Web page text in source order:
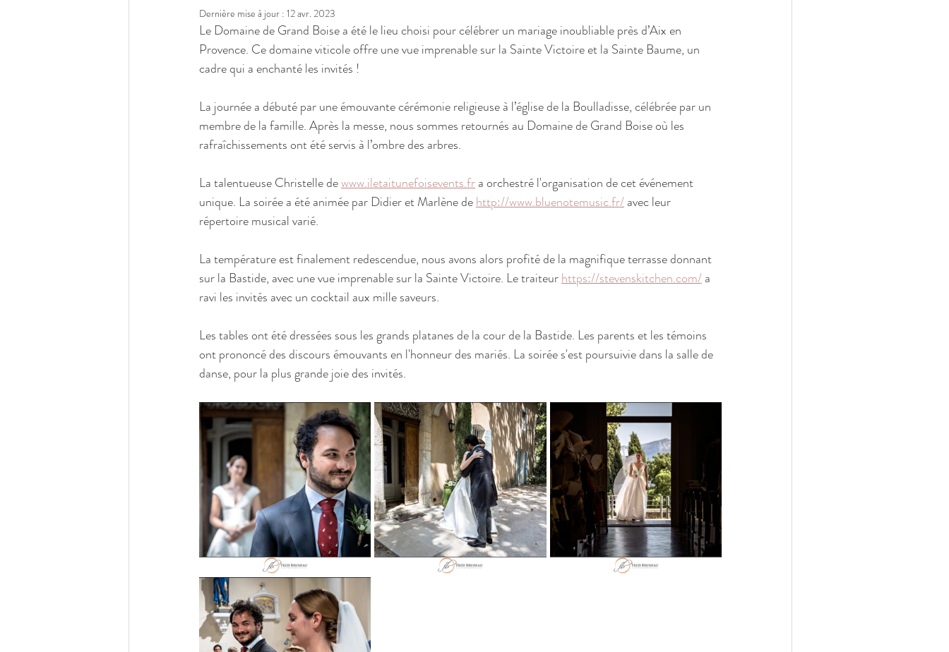
Dernière mise à jour : 12 avr. 2023
Le Domaine de Grand Boise a été le lieu choisi pour célébrer un mariage inoubliable près d’Aix en
Provence. Ce domaine viticole offre une vue imprenable sur la Sainte Victoire et la Sainte Baume, un
cadre qui a enchanté les invités !
La journée a débuté par une émouvante cérémonie religieuse à l’église de la Boulladisse, célébrée par un
membre de la famille. Après la messe, nous sommes retournés au Domaine de Grand Boise où les
rafraîchissements ont été servis à l’ombre des arbres.
La talentueuse Christelle de www.iletaitunefoisevents.fr a orchestré l'organisation de cet événement
unique. La soirée a été animée par Didier et Marlène de http://www.bluenotemusic.fr/ avec leur
répertoire musical varié.
La température est finalement redescendue, nous avons alors profité de la magnifique terrasse donnant
sur la Bastide, avec une vue imprenable sur la Sainte Victoire. Le traiteur https://stevenskitchen.com/ a
ravi les invités avec un cocktail aux mille saveurs.
Les tables ont été dressées sous les grands platanes de la cour de la Bastide. Les parents et les témoins
ont prononcé des discours émouvants en l'honneur des mariés. La soirée s'est poursuivie dans la salle de
danse, pour la plus grande joie des invités.